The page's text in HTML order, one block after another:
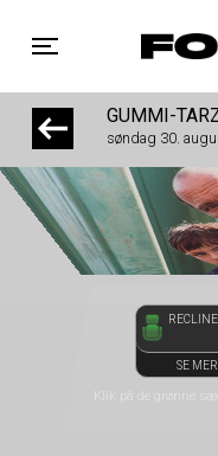
Toggle
GUMMI-
søndag 30.
SE
Klik på de grønne